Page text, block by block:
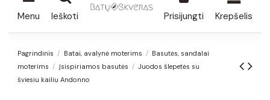
Menu Ieškoti Prisijungti Krepšelis
Pagrindinis Batai, avalynė moterims
Basutės, sandalai
moterims
Įsispiriamos basutės
Juodos šlepetės su
šviesiu kailiu Andonno